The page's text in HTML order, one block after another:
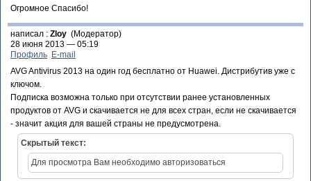
Огромное Спасибо!
написал : Zloy (Модератор)
28 июня 2013 — 05:19
Профиль E-mail
AVG Antivirus 2013 на один год бесплатно от Huawei. Дистрибутив уже с
ключом.
Подписка возможна только при отсутствии ранее установленных
продуктов от AVG и скачивается не для всех стран, если не скачивается
- значит акция для вашей страны не предусмотрена.
Скрытый текст:
Для просмотра Вам необходимо авторизоваться